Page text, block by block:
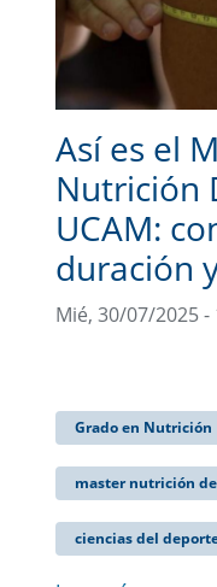
Así es el
Nutrición
UCAM:
duración
Mié, 30/07/2025 -
Grado en Nutrición
master nutrición
ciencias del